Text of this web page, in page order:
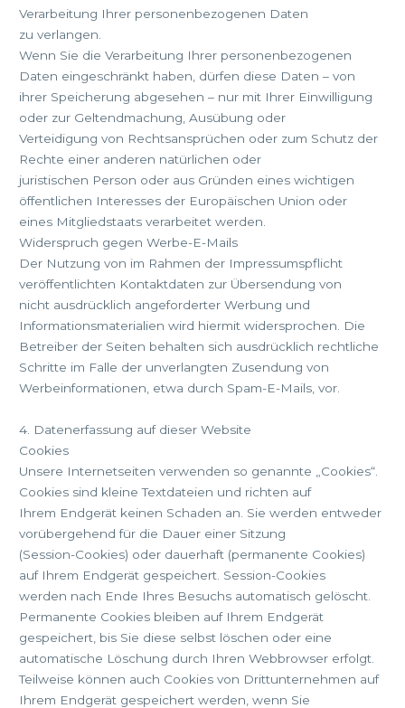
Verarbeitung Ihrer personenbezogenen Daten
zu verlangen.
Wenn Sie die Verarbeitung Ihrer personenbezogenen
Daten eingeschränkt haben, dürfen diese Daten – von
ihrer Speicherung abgesehen – nur mit Ihrer Einwilligung
oder zur Geltendmachung, Ausübung oder
Verteidigung von Rechtsansprüchen oder zum Schutz der
Rechte einer anderen natürlichen oder
juristischen Person oder aus Gründen eines wichtigen
öffentlichen Interesses der Europäischen Union oder
eines Mitgliedstaats verarbeitet werden.
Widerspruch gegen Werbe-E-Mails
Der Nutzung von im Rahmen der Impressumspflicht
veröffentlichten Kontaktdaten zur Übersendung von
nicht ausdrücklich angeforderter Werbung und
Informationsmaterialien wird hiermit widersprochen. Die
Betreiber der Seiten behalten sich ausdrücklich rechtliche
Schritte im Falle der unverlangten Zusendung von
Werbeinformationen, etwa durch Spam-E-Mails, vor.
4. Datenerfassung auf dieser Website
Cookies
Unsere Internetseiten verwenden so genannte „Cookies“.
Cookies sind kleine Textdateien und richten auf
Ihrem Endgerät keinen Schaden an. Sie werden entweder
vorübergehend für die Dauer einer Sitzung
(Session-Cookies) oder dauerhaft (permanente Cookies)
auf Ihrem Endgerät gespeichert. Session-Cookies
werden nach Ende Ihres Besuchs automatisch gelöscht.
Permanente Cookies bleiben auf Ihrem Endgerät
gespeichert, bis Sie diese selbst löschen oder eine
automatische Löschung durch Ihren Webbrowser erfolgt.
Teilweise können auch Cookies von Drittunternehmen auf
Ihrem Endgerät gespeichert werden, wenn Sie